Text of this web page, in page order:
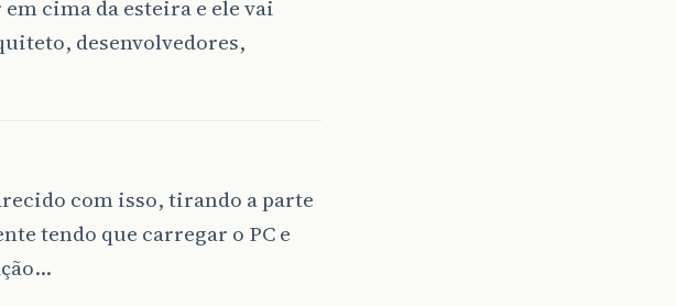
cima da esteira e ele vai
desenvolvedores,
com isso, tirando a parte
tendo que carregar o PC e